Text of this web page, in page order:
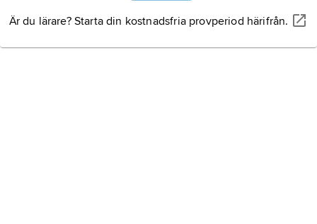
Är du lärare? Starta din kostnadsfria provperiod härifrån.